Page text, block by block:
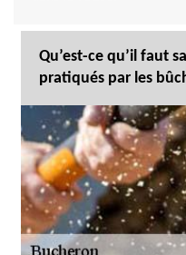
Qu’est-ce qu’il faut
pratiqués par les